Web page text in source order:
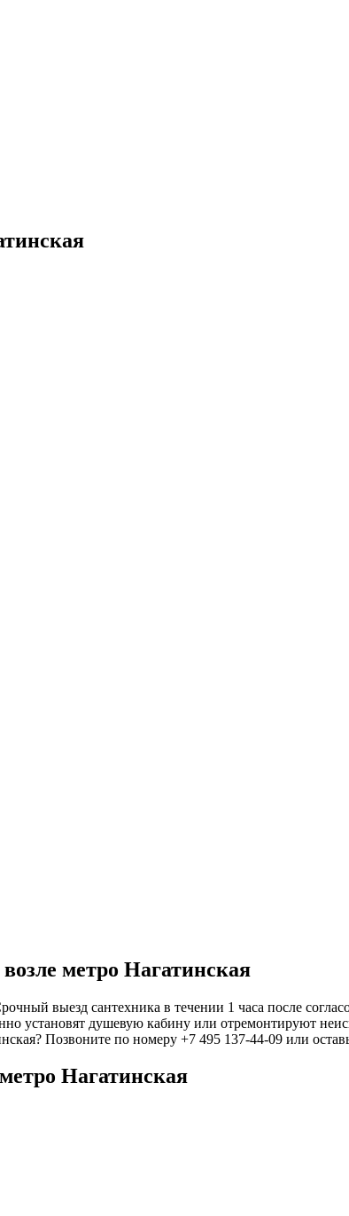
метро Нагатинская
выезд сантехника в течении 1 часа после
установят душевую кабину или отремонтируют
Позвоните по номеру +7 495 137-44-09 или
Нагатинская